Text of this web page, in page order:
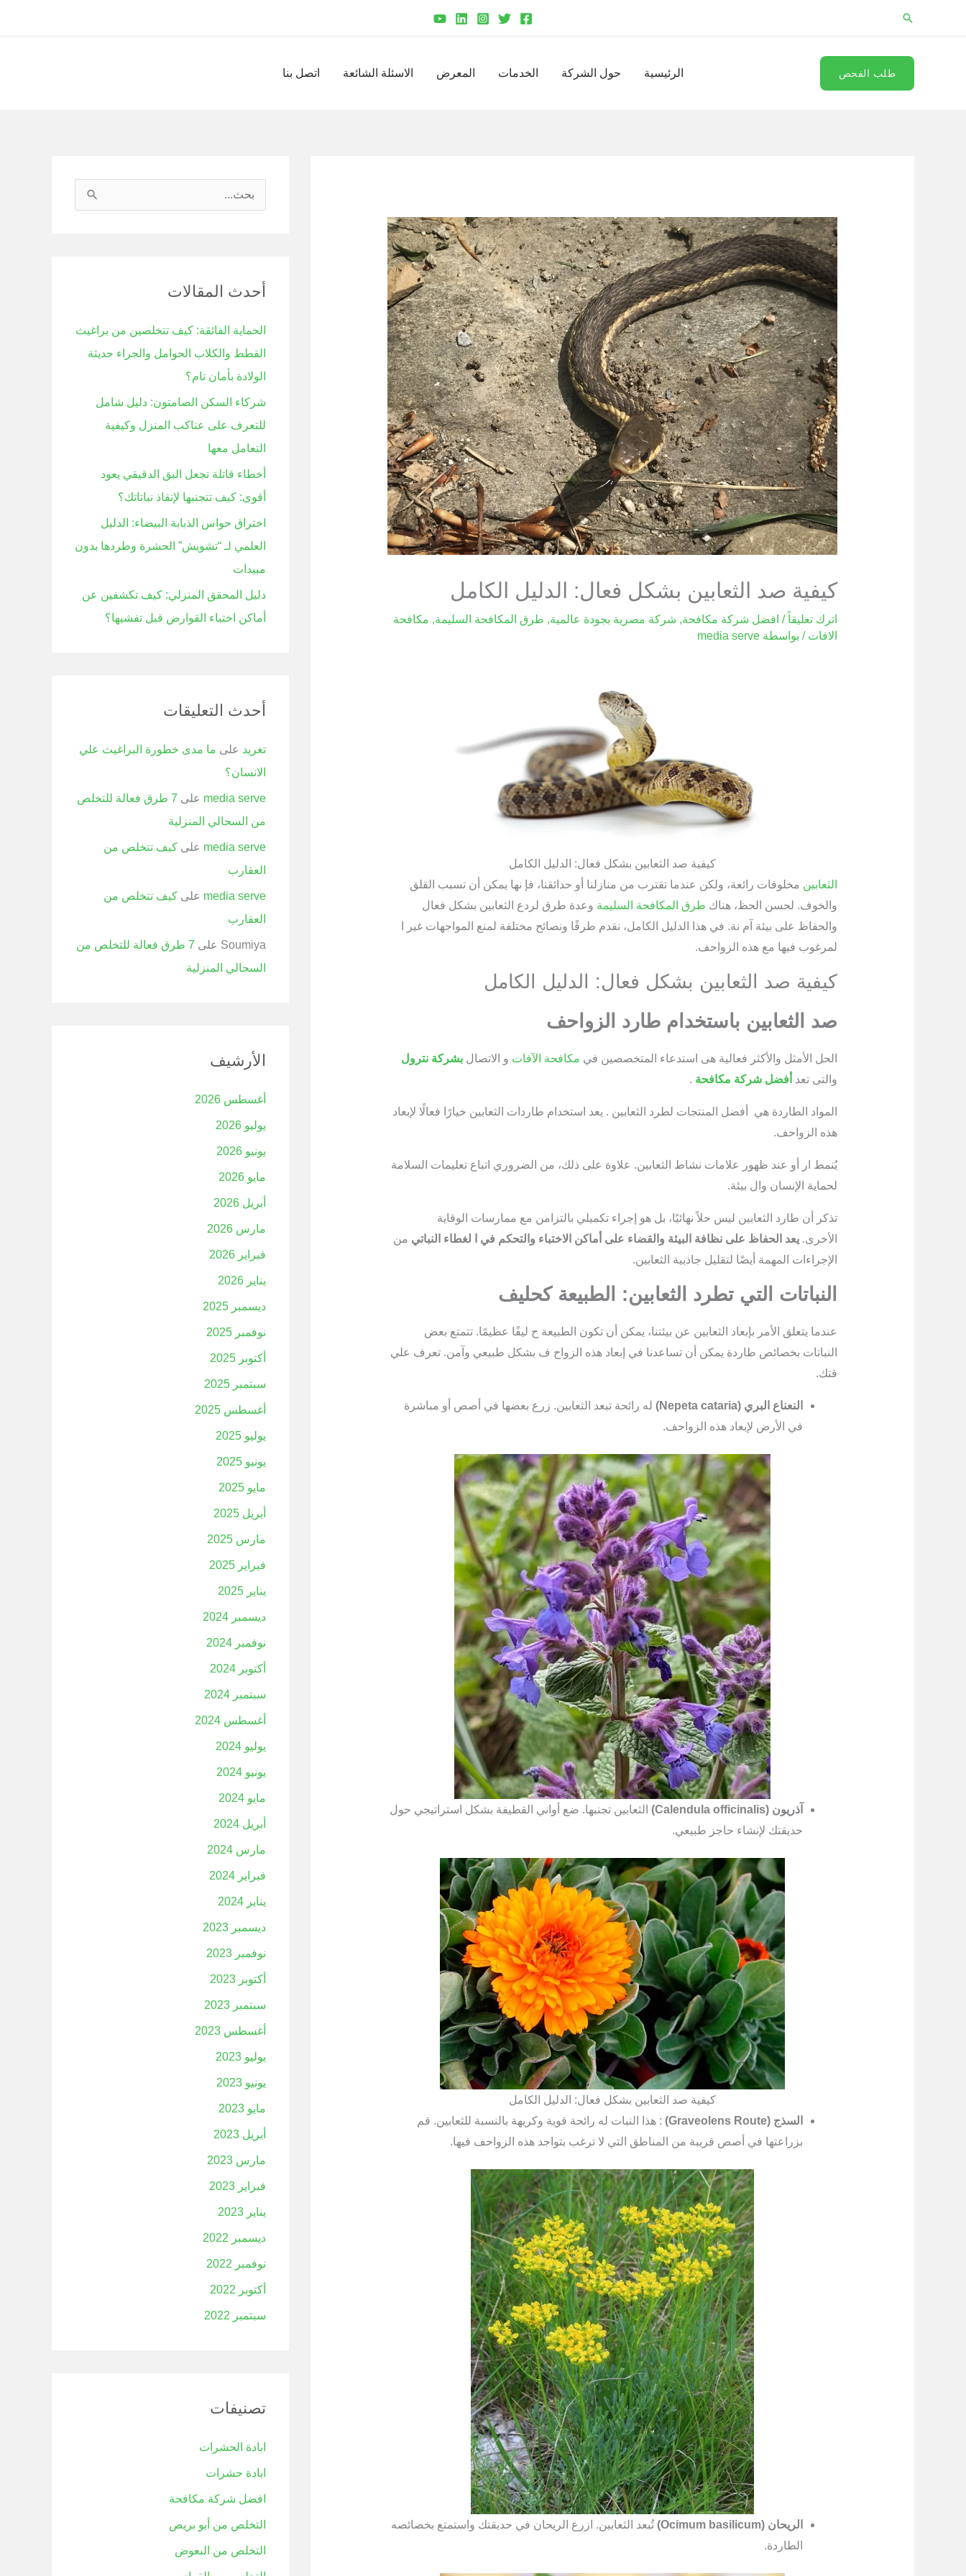
البحث
طلب الفحص الرئيسية حول الشركة الخدمات المعرض الاسئلة الشائعة اتصل بنا
كيفية صد الثعابين بشكل فعال: الدليل الكامل
اترك تعليقاً / افضل شركة مكافحة, شركة مصرية بجودة عالمية, طرق المكافحة السليمة, مكافحة
الافات / بواسطة media serve
كيفية صد الثعابين بشكل فعال: الدليل الكامل
الثعابين مخلوقات رائعة، ولكن عندما تقترب من منازلنا أو حدائقنا، فإ نها يمكن أن تسبب القلق
والخوف. لحسن الحظ، هناك طرق المكافحة السليمة وعدة طرق لردع الثعابين بشكل فعال
والحفاظ على بيئة آم نة. في هذا الدليل الكامل، نقدم طرقًا ونصائح مختلفة لمنع المواجهات غير ا
لمرغوب فيها مع هذه الزواحف.
كيفية صد الثعابين بشكل فعال: الدليل الكامل
صد الثعابين باستخدام طارد الزواحف
الحل الأمثل والأكثر فعالية هى استدعاء المتخصصين في مكافحة الآفات و الاتصال بشركة نترول
والتى تعد أفضل شركة مكافحة .
المواد الطاردة هي أفضل المنتجات لطرد الثعابين . يعد استخدام طاردات الثعابين خيارًا فعالًا لإبعاد
هذه الزواحف.
يُنمط ار أو عند ظهور علامات نشاط الثعابين. علاوة على ذلك، من الضروري اتباع تعليمات السلامة
لحماية الإنسان وال بيئة.
تذكر أن طارد الثعابين ليس حلاً نهائيًا، بل هو إجراء تكميلي بالتزامن مع ممارسات الوقاية
الأخرى. يعد الحفاظ على نظافة البيئة والقضاء على أماكن الاختباء والتحكم في ا لغطاء النباتي من
الإجراءات المهمة أيضًا لتقليل جاذبية الثعابين.
النباتات التي تطرد الثعابين: الطبيعة كحليف
عندما يتعلق الأمر بإبعاد الثعابين عن بيئتنا، يمكن أن تكون الطبيعة ح ليفًا عظيمًا. تتمتع بعض
النباتات بخصائص طاردة يمكن أن تساعدنا في إبعاد هذه الزواح ف بشكل طبيعي وآمن. تعرف علي
قتك.
النعناع البري (Nepeta cataria)
له رائحة تبعد الثعابين. زرع بعضها في أصص أو مباشرة
في الأرض لإبعاد هذه الزواحف.
آذريون (Calendula officinalis)
الثعابين تجنبها. ضع أواني القطيفة بشكل استراتيجي حول
حديقتك لإنشاء حاجز طبيعي.
كيفية صد الثعابين بشكل فعال: الدليل الكامل
السذج (Graveolens Route)
: هذا النبات له رائحة قوية وكريهة بالنسبة للثعابين. قم
بزراعتها في أصص قريبة من المناطق التي لا ترغب بتواجد هذه الزواحف فيها.
الريحان (Ocimum basilicum)
تُبعد الثعابين. ازرع الريحان في حديقتك واستمتع بخصائصه
الطاردة.
ث
ن
:
أحدث المقالات
الحماية الفائقة: كيف تتخلصين من براغيث
القطط والكلاب الحوامل والجراء حديثة
الولادة بأمان تام؟
شركاء السكن الصامتون: دليل شامل
للتعرف على عناكب المنزل وكيفية
التعامل معها
أخطاء قاتلة تجعل البق الدقيقي يعود
أقوى: كيف تتجنبها لإنقاذ نباتاتك؟
اختراق حواس الذبابة البيضاء: الدليل
العلمي لـ “تشويش” الحشرة وطردها بدون
مبيدات
دليل المحقق المنزلي: كيف تكشفين عن
أماكن اختباء القوارض قبل تفشيها؟
أحدث التعليقات
تغريد على ما مدى خطورة البراغيث علي
الانسان؟
media serve على
7 طرق فعالة للتخلص
من السحالي المنزلية
media serve على كيف تتخلص من
العقارب
media serve على كيف تتخلص من
العقارب
Soumiya على
7 طرق فعالة للتخلص من
السحالي المنزلية
الأرشيف
أغسطس 2026
يوليو 2026
يونيو 2026
مايو 2026
أبريل 2026
مارس 2026
فبراير 2026
يناير 2026
ديسمبر 2025
نوفمبر 2025
أكتوبر 2025
سبتمبر 2025
أغسطس 2025
يوليو 2025
يونيو 2025
مايو 2025
أبريل 2025
مارس 2025
فبراير 2025
يناير 2025
ديسمبر 2024
نوفمبر 2024
أكتوبر 2024
سبتمبر 2024
أغسطس 2024
يوليو 2024
يونيو 2024
مايو 2024
أبريل 2024
مارس 2024
فبراير 2024
يناير 2024
ديسمبر 2023
نوفمبر 2023
أكتوبر 2023
سبتمبر 2023
أغسطس 2023
يوليو 2023
يونيو 2023
مايو 2023
أبريل 2023
مارس 2023
فبراير 2023
يناير 2023
ديسمبر 2022
نوفمبر 2022
أكتوبر 2022
سبتمبر 2022
تصنيفات
ابادة الحشرات
ابادة حشرات
افضل شركة مكافحة
التخلص من أبو بريص
التخلص من البعوض